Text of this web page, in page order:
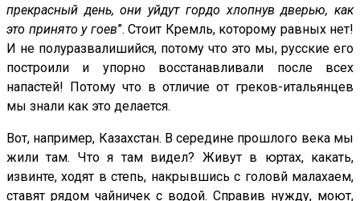
прекрасный день, они уйдут гордо хлопнув дверью, как
это принято у гоев”. Стоит Кремль, которому равных нет!
И не полуразвалишийся, потому что это мы, русские его
построили и упорно восстанавливали после всех
напастей! Потому что в отличие от греков-итальянцев
мы знали как это делается.
Вот, например, Казахстан. В середине прошлого века мы
жили там. Что я там видел? Живут в юртах, какать,
извинте, ходят в степь, накрывшись с головй малахаем,
ставят рядом чайничек с водой. Справив нужду, моют,